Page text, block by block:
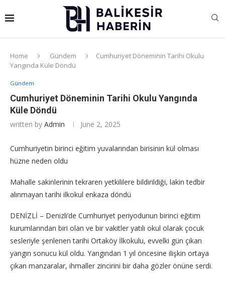
Home Gündem
Cumhuriyet Döneminin Tarihi Okulu
Yangında Küle Döndü
Gündem
Cumhuriyet Döneminin Tarihi Okulu Yangında
Küle Döndü
written by Admin June 2, 2025
Cumhuriyetin birinci eğitim yuvalarından birisinin kül olması
hüzne neden oldu
Mahalle sakinlerinin tekraren yetkililere bildirildiği, lakin tedbir
alınmayan tarihi ilkokul enkaza döndü
DENİZLİ – Denizli’de Cumhuriyet periyodunun birinci eğitim
kurumlarından biri olan ve bir vakitler yatılı okul olarak çocuk
sesleriyle şenlenen tarihi Ortaköy İlkokulu, evvelki gün çıkan
yangın sonucu kül oldu. Yangından 1 yıl öncesine ilişkin ortaya
çıkan manzaralar, ihmaller zincirini bir daha gözler önüne serdi.